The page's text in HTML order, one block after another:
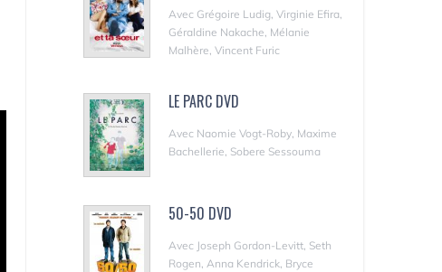
Avec Grégoire Ludig, Virginie Efira,
Géraldine Nakache, Mélanie
Malhère, Vincent Furic
LE PARC DVD
Avec Naomie Vogt-Roby, Maxime
Bachellerie, Sobere Sessouma
50-50 DVD
Avec Joseph Gordon-Levitt, Seth
Rogen, Anna Kendrick, Bryce